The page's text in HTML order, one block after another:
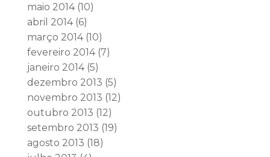
maio 2014(10)
abril 2014(6)
março 2014(10)
fevereiro 2014(7)
janeiro 2014(5)
dezembro 2013 (5)
novembro 2013 (12)
outubro 2013 (12)
setembro 2013 (19)
agosto 2013 (18)